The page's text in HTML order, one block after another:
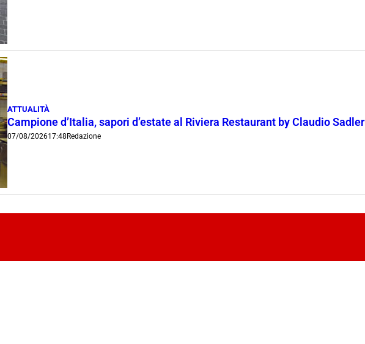
ATTUALITÀ
Campione d’Italia, sapori d’estate al Riviera Restaurant by Claudio Sadler
07/08/202617:48Redazione